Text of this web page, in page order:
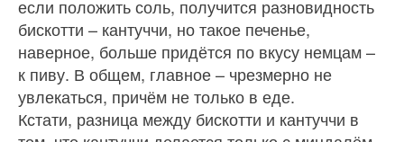
если положить соль, получится разновидность
бискотти – кантуч­чи, но такое печенье,
наверное, больше придётся по вкусу немцам –
к пиву. В общем, главное – чрез­мерно не
увлекаться, причём не только в еде.
Кстати, разница между бискотти и кантуч­чи в